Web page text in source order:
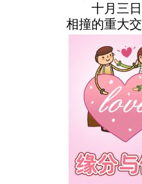
十月三日
相撞的重大